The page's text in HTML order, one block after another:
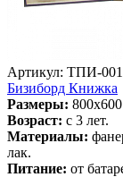
Артикул: ТПИ-001
Бизиборд Книжка
Размеры:
Возраст: с 3 лет.
Материалы:
лак.
Питание: от